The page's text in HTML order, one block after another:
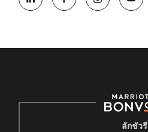
ลักชัวรี